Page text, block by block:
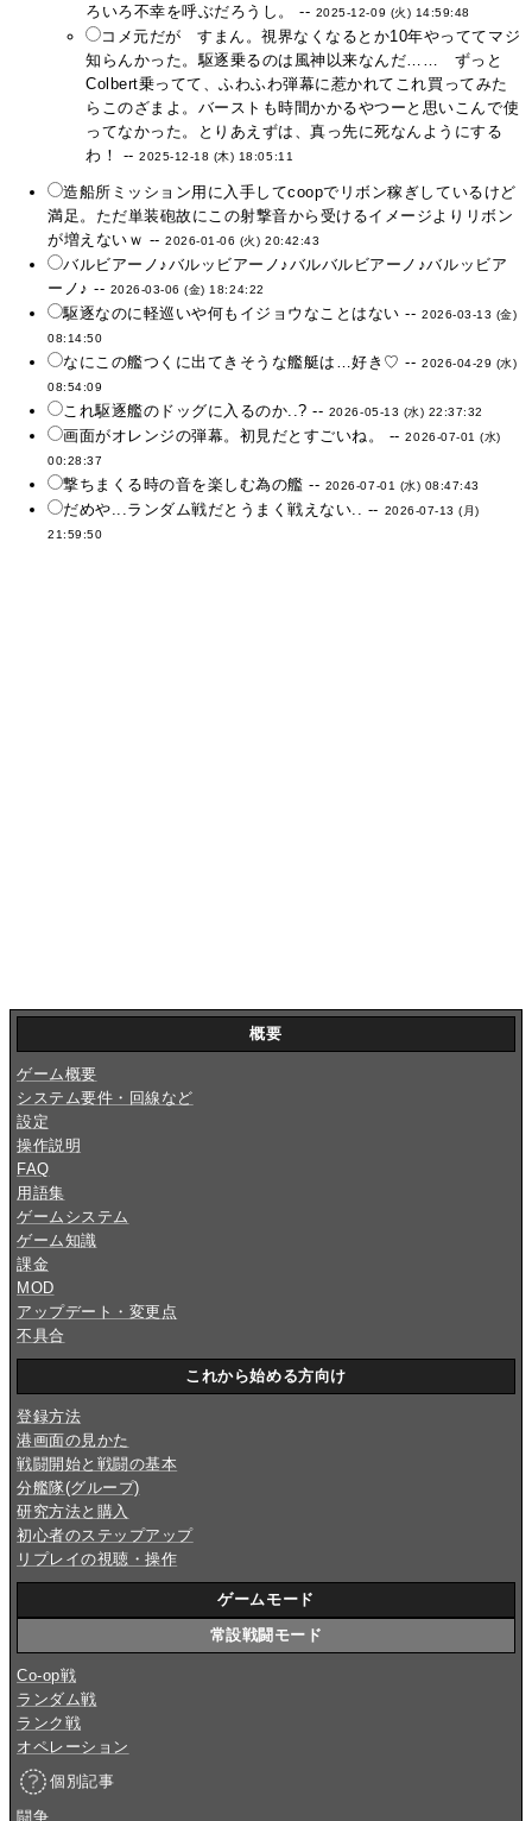
ろいろ不幸を呼ぶだろうし。 -- 2025-12-09 (火) 14:59:48
コメ元だが すまん。視界なくなるとか10年やっててマジ
知らんかった。駆逐乗るのは風神以来なんだ…… ずっと
Colbert乗ってて、ふわふわ弾幕に惹かれてこれ買ってみた
らこのざまよ。バーストも時間かかるやつーと思いこんで使
ってなかった。とりあえずは、真っ先に死なんようにする
わ！ --2025-12-18 (木) 18:05:11
造船所ミッション用に入手してcoopでリボン稼ぎしているけど
満足。ただ単装砲故にこの射撃音から受けるイメージよりリボン
が増えないｗ --2026-01-06 (火) 20:42:43
バルビアーノ♪バルッビアーノ♪バルバルビアーノ♪バルッビア
ーノ♪ -- 2026-03-06 (金) 18:24:22
駆逐なのに軽巡いや何もイジョウなことはない -- 2026-03-13 (金)
08:14:50
なにこの艦つくに出てきそうな艦艇は…好き♡ -- 2026-04-29 (水)
08:54:09
これ駆逐艦のドッグに入るのか..? -- 2026-05-13 (水) 22:37:32
画面がオレンジの弾幕。初見だとすごいね。 --2026-07-01 (水)
00:28:37
撃ちまくる時の音を楽しむ為の艦 -- 2026-07-01 (水) 08:47:43
だめや...ランダム戦だとうまく戦えない.. -- 2026-07-13 (月)
21:59:50
概要
ゲーム概要
システム要件・回線など
設定
操作説明
FAQ
用語集
ゲームシステム
ゲーム知識
課金
MOD
アップデート・変更点
不具合
これから始める方向け
登録方法
港画面の見かた
戦闘開始と戦闘の基本
分艦隊(グループ)
研究方法と購入
初心者のステップアップ
リプレイの視聴・操作
ゲームモード
常設戦闘モード
Co-op戦
ランダム戦
ランク戦
オペレーション
個別記事
闘争